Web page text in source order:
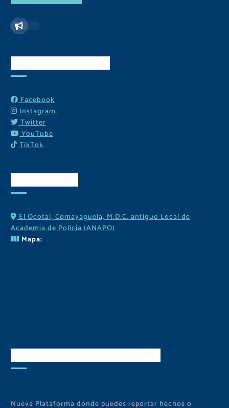
Facebook
Instagram
Twitter
YouTube
TikTok
El Ocotal, Comayaguela, M.D.C. antiguo Local de
Academia de Policía (ANAPO)
Mapa:
Nueva Plataforma donde puedes reportar hechos o